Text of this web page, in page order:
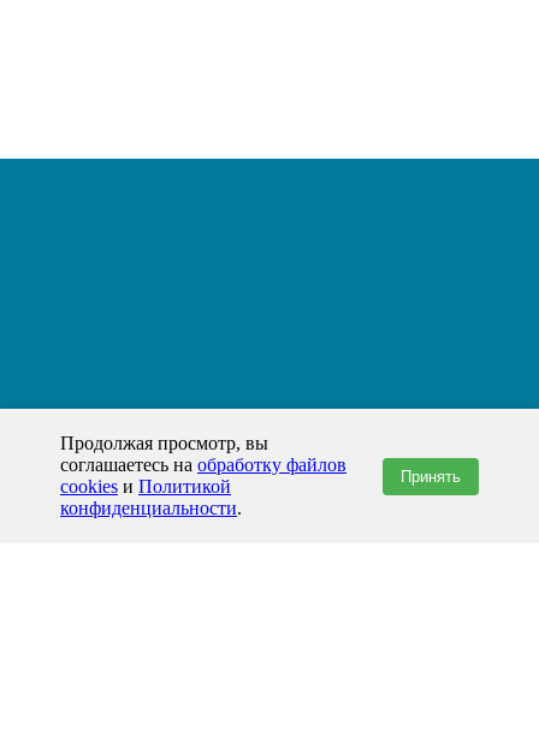
Продолжая просмотр, вы
соглашаетесь на обработку файлов
cookies и Политикой
конфиденциальности.
Принять